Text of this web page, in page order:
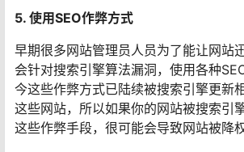
5. 使用SEO作弊方式
早期很多网站管理员人员为了能让网站
会针对搜索引擎算法漏洞，使用各种
今这些作弊方式已陆续被搜索引擎更新
这些网站，所以如果你的网站被搜索引
这些作弊手段，很可能会导致网站被降权